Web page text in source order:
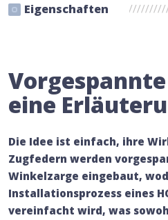
Eigenschaften
eine
Die Idee ist einfach, ihre
Zugfedern werden
Winkelzarge eingebaut,
Installationsprozess eines
vereinfacht wird, was